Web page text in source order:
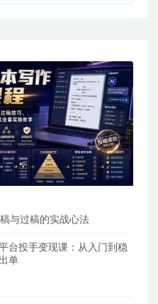
与过稿的实战心法
台投手变现课：从入门到稳
单